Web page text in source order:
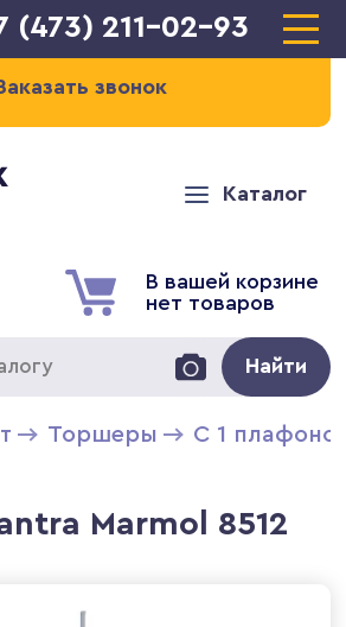
(473) 211-02-93
звонок
Каталог
В вашей корзине
нет товаров
Найти
Торшеры С 1
Marmol 8512